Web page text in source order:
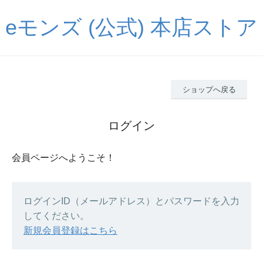
eモンズ (公式) 本店ストア
ショップへ戻る
ログイン
会員ページへようこそ！
ログインID（メールアドレス）とパスワードを入力
してください。
新規会員登録はこちら